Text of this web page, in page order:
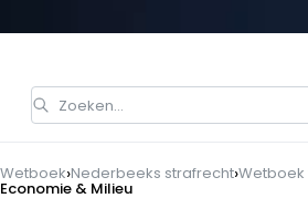
Zoeken…
Wetboek›Nederbeeks strafrecht›Wetboek
Economie & Milieu